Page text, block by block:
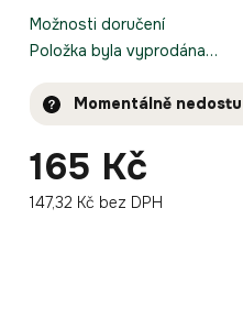
165 Kč
147,32 Kč bez DPH
Momentálně
Možnosti doručení
Položka byla vyprodána…